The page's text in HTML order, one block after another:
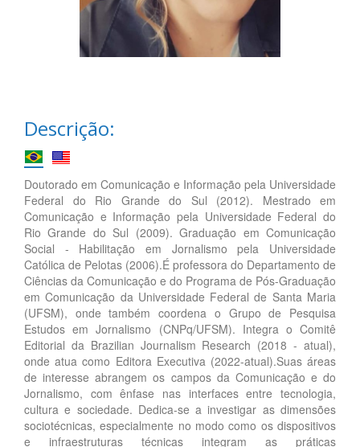
Descrição:
Doutorado em Comunicação e Informação pela Universidade
Federal do Rio Grande do Sul (2012). Mestrado em
Comunicação e Informação pela Universidade Federal do
Rio Grande do Sul (2009). Graduação em Comunicação
Social - Habilitação em Jornalismo pela Universidade
Católica de Pelotas (2006).É professora do Departamento de
Ciências da Comunicação e do Programa de Pós-Graduação
em Comunicação da Universidade Federal de Santa Maria
(UFSM), onde também coordena o Grupo de Pesquisa
Estudos em Jornalismo (CNPq/UFSM). Integra o Comitê
Editorial da Brazilian Journalism Research (2018 - atual),
onde atua como Editora Executiva (2022-atual).Suas áreas
de interesse abrangem os campos da Comunicação e do
Jornalismo, com ênfase nas interfaces entre tecnologia,
cultura e sociedade. Dedica-se a investigar as dimensões
sociotécnicas, especialmente no modo como os dispositivos
e infraestruturas técnicas integram as práticas